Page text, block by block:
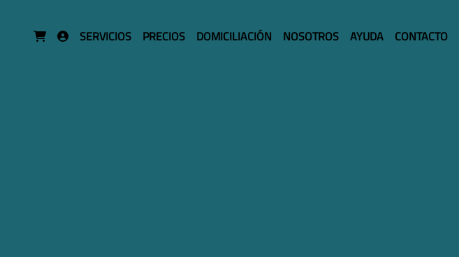
SERVICIOS PRECIOS DOMICILIACIÓN NOSOTROS AYUDA CONTACTO